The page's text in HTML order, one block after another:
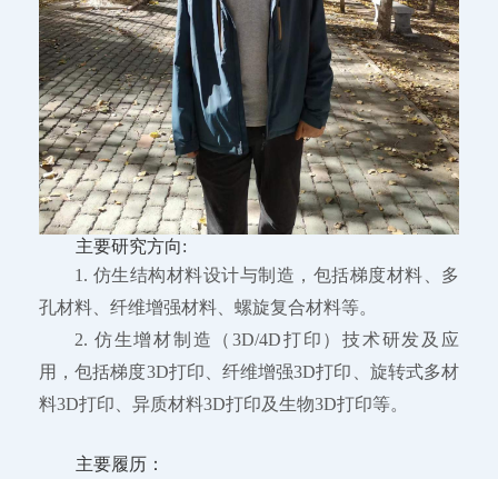
主要研究方向:
1. 仿生结构材料设计与制造，包括梯度材料、多
孔材料、纤维增强材料、螺旋复合材料等。
2. 仿生增材制造（3D/4D打印）技术研发及应
用，包括梯度3D打印、纤维增强3D打印、旋转式多材
料3D打印、异质材料3D打印及生物3D打印等。
主要履历：